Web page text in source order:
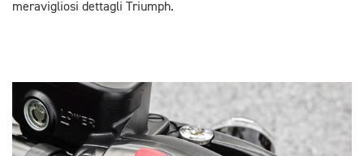
meravigliosi dettagli Triumph.